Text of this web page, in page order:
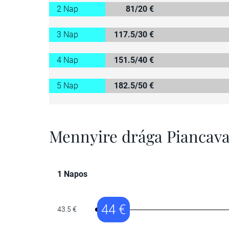
2 Nap 81/20 €
3 Nap 117.5/30 €
4 Nap 151.5/40 €
5 Nap 182.5/50 €
Mennyire drága
1 Napos
43.5 € 44 €